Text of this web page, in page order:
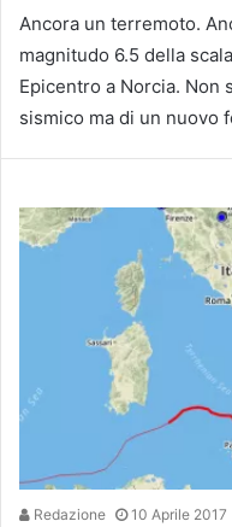
Ancora un terremoto.
magnitudo 6.5 della
Epicentro a Norcia. Non
sismico ma di un nuovo
Redazione 10 Aprile 2017